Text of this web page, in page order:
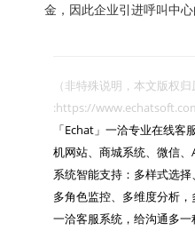
金，因此企业引进呼叫中心
（非特殊说明，本文版权
:https://
「Echat」一洽专业在线客
机网站、商城系统、微信、
系统智能支持：多样式选择
多角色监控、多维度分析，
一洽客服系统，给沟通多一